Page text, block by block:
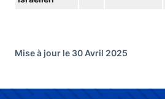
Mise à jour le 30 Avril 2025